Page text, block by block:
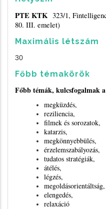
PTE KTK 323/1,
80. III. emelet)
Maximális létszám
30
Főbb témakörök
Főbb témák, kulcsfogalmak
megküzdés,
reziliencia,
filmek és sorozatok,
katarzis,
megkönnyebbülés,
érzelemszabályozás,
tudatos stratégiák,
átélés,
légzés,
megoldásorientáltság,
elengedés,
relaxáció